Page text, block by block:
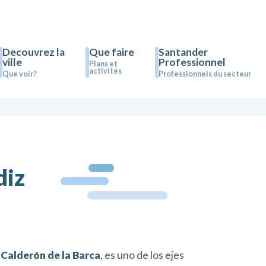
Decouvrez la
ville
Que voir?
Que faire
Plans et
activités
Santander
Professionnel
Professionnels du secteur
Buscar:
Calderón de la Barca, es uno de los ejes